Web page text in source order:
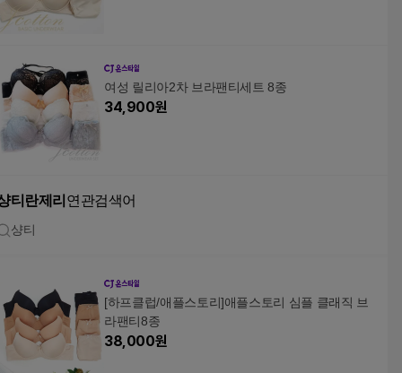
여성 릴리아2차 브라팬티세트 8종
34,900원
티란제리 연관검색어
샹티
[하프클럽/애플스토리]애플스토리 심플 클래직 브
라팬티8종
38,000원